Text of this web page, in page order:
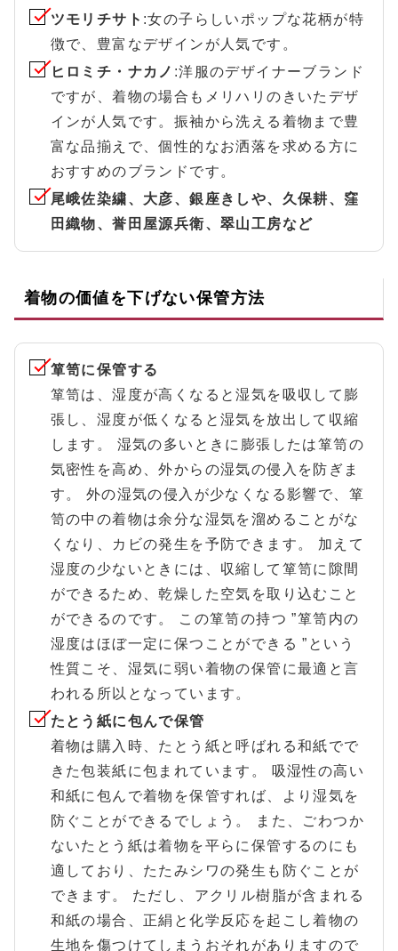
ツモリチサト :女の子らしいポップな花柄が特
徴で、豊富なデザインが人気です。
ヒロミチ・ナカノ :洋服のデザイナーブランド
ですが、着物の場合もメリハリのきいたデザ
インが人気です。振袖から洗える着物まで豊
富な品揃えで、個性的なお洒落を求める方に
おすすめのブランドです。
尾峨佐染繍、大彦、銀座きしや、久保耕、窪
田織物、誉田屋源兵衛、翠山工房など
着物の価値を下げない保管方法
箪笥に保管する
箪笥は、湿度が高くなると湿気を吸収して膨
張し、湿度が低くなると湿気を放出して収縮
します。 湿気の多いときに膨張したは箪笥の
気密性を高め、外からの湿気の侵入を防ぎま
す。 外の湿気の侵入が少なくなる影響で、箪
笥の中の着物は余分な湿気を溜めることがな
くなり、カビの発生を予防できます。 加えて
湿度の少ないときには、収縮して箪笥に隙間
ができるため、乾燥した空気を取り込むこと
ができるのです。 この箪笥の持つ ”箪笥内の
湿度はほぼ一定に保つことができる ”という
性質こそ、湿気に弱い着物の保管に最適と言
われる所以となっています。
たとう紙に包んで保管
着物は購入時、たとう紙と呼ばれる和紙でで
きた包装紙に包まれています。 吸湿性の高い
和紙に包んで着物を保管すれば、より湿気を
防ぐことができるでしょう。 また、ごわつか
ないたとう紙は着物を平らに保管するのにも
適しており、たたみシワの発生も防ぐことが
できます。 ただし、アクリル樹脂が含まれる
和紙の場合、正絹と化学反応を起こし着物の
生地を傷つけてしまうおそれがありますので